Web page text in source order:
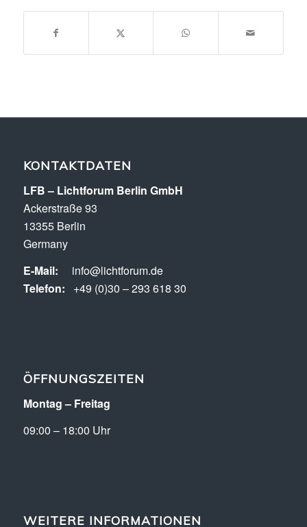
KONTAKTDATEN
LFB – Lichtforum Berlin GmbH
Ackerstraße 93
13355 Berlin
Germany
E-Mail: info@lichtforum.de
Telefon: +49 (0)30 – 293 618 30
ÖFFNUNGSZEITEN
Montag – Freitag
09:00 – 18:00 Uhr
WEITERE INFORMATIONEN